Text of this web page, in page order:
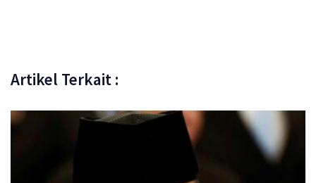
Artikel Terkait :